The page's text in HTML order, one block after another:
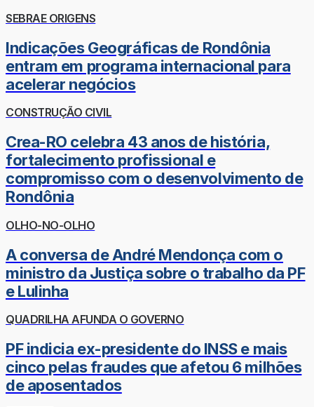
SEBRAE ORIGENS
Indicações Geográficas de Rondônia
entram em programa internacional para
acelerar negócios
CONSTRUÇÃO CIVIL
Crea-RO celebra 43 anos de história,
fortalecimento profissional e
compromisso com o desenvolvimento de
Rondônia
OLHO-NO-OLHO
A conversa de André Mendonça com o
ministro da Justiça sobre o trabalho da PF
e Lulinha
QUADRILHA AFUNDA O GOVERNO
PF indicia ex-presidente do INSS e mais
cinco pelas fraudes que afetou 6 milhões
de aposentados